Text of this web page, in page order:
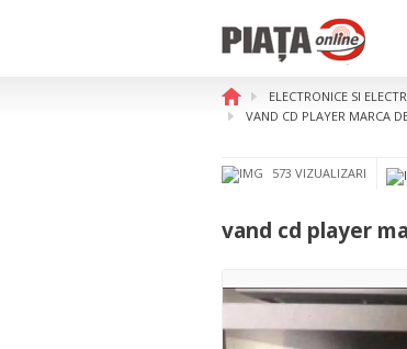
vand cd player
ELECTRONICE SI
VAND CD PLAYER MARCA
573 VIZUALIZARI
vand cd player